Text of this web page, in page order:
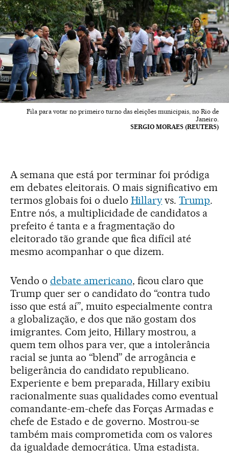
Fila para votar no primeiro turno das eleições municipais, no Rio de
Janeiro.
SERGIO MORAES (REUTERS)
A semana que está por terminar foi pródiga
em debates eleitorais. O mais significativo em
termos globais foi o duelo Hillary vs.Trump.
Entre nós, a multiplicidade de candidatos a
prefeito é tanta e a fragmentação do
eleitorado tão grande que fica difícil até
mesmo acompanhar o que dizem.
Vendo o debate americano, ficou claro que
Trump quer ser o candidato do “contra tudo
isso que está aí”, muito especialmente contra
a globalização, e dos que não gostam dos
imigrantes. Com jeito, Hillary mostrou, a
quem tem olhos para ver, que a intolerância
racial se junta ao “blend” de arrogância e
beligerância do candidato republicano.
Experiente e bem preparada, Hillary exibiu
racionalmente suas qualidades como eventual
comandante-em-chefe das Forças Armadas e
chefe de Estado e de governo. Mostrou-se
também mais comprometida com os valores
da igualdade democrática. Uma estadista.